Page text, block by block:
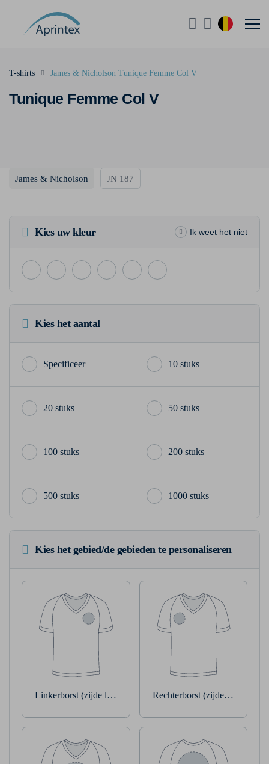
Tunique Femme Col V
T-shirts James & Nicholson Tunique Femme Col V
James & Nicholson JN 187
Kies uw kleur Ik weet het niet
Kies het aantal
10 stuks
20 stuks 50 stuks
100 stuks 200 stuks
500 stuks 1000 stuks
Kies het gebied/de gebieden te personaliseren
Linkerborst (zijde linkerarm) Rechterborst (zijde